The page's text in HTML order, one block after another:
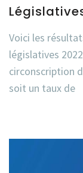
Voici les
législatives
circonscription
soit un taux de